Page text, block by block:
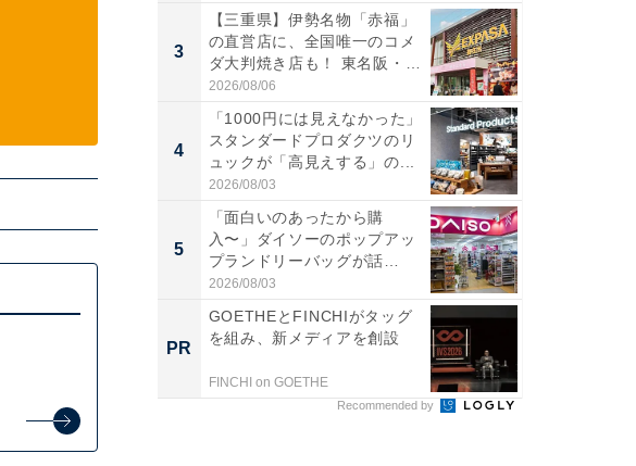
3
【三重県】伊勢名物「赤福」
の直営店に、全国唯一のコメ
ダ大判焼き店も！ 東名阪・
伊...
2026/08/06
4
「1000円には見えなかった」
スタンダードプロダクツのリ
ュックが「高見えする」の...
2026/08/03
5
「面白いのあったから購
入〜」ダイソーのポップアッ
プランドリーバッグが話
題。“さま...
2026/08/03
PR
GOETHEとFINCHIがタッグ
を組み、新メディアを創設
FINCHI on GOETHE
Recommended by